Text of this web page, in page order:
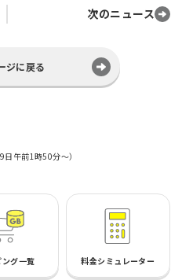
次のニュース
ジに戻る
午前1時50分～）
ング一覧 料金シミュレーター